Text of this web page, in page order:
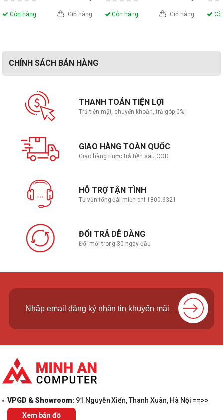
Còn hàng Giỏ hàng Còn hàng Giỏ hàng
CHÍNH SÁCH BÁN HÀNG
THANH TOÁN TIỆN LỢI
Trả tiền mặt, chuyển khoản, trả góp 0%
GIAO HÀNG TOÀN QUỐC
Giao hàng trước trả tiền sau COD
HỖ TRỢ TẬN TÌNH
Tư vấn tổng đài miễn phí 1800.6321
ĐỔI TRẢ DỄ DÀNG
Đổi mới trong 30 ngày đầu
VPGD & Showroom: 91 Nguyễn Xiển, Thanh Xuân, Hà Nội ==>>
Xem bản đồ